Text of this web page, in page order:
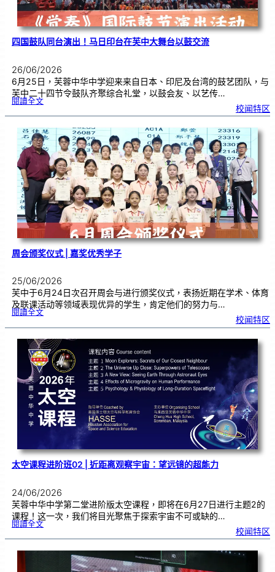
四国鼓队同台演出！马日印台在芙中大舞台以鼓交流
26/06/2026
6月25日，芙蓉中华中学迎来来自日本、印尼及台湾的鼓艺团队，与
芙中二十四节令鼓队齐聚综合礼堂，以鼓会友、以艺传…
閱讀全文:四
队
台
演
出
！
马
日
印
台
在
芙
中
大
舞
台
以
鼓
交
流
校闻特区
周会颁奖仪式 | 嘉奖优秀学子
25/06/2026
芙中于6月24日次召开周会与进行颁奖仪式，表扬近期在学术、体育
及联课活动等领域表现优异的学生，肯定他们的努力与…
閱讀全文:周
奖
式
|嘉
奖
优
秀
学
子
校闻特区
太空课程进阶班02 | 近距离观察宇宙：望远镜的超能力
24/06/2026
芙蓉中华中学第二堂进阶版太空课程，即将在6月27日进行主题2的
课程！这一次，我们将目光聚焦于探索宇宙不可或缺的…
閱讀全文:太
程
阶
班
校闻特区